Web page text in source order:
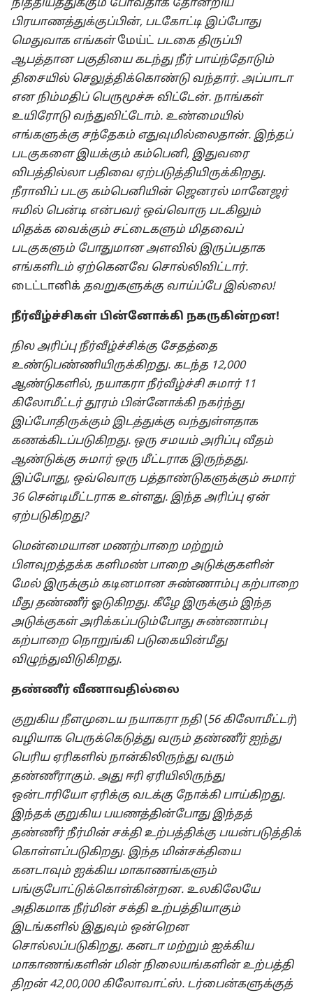
நித்தியத்துக்கும் போவதாக தோன்றிய
பிரயாணத்துக்குப்பின், படகோட்டி இப்போது
மெதுவாக எங்கள்மேய்ட் படகை திருப்பி
ஆபத்தான பகுதியை கடந்து நீர் பாய்ந்தோடும்
திசையில் செலுத்திக்கொண்டு வந்தார். அப்பாடா
என நிம்மதிப் பெருமூச்சு விட்டேன். நாங்கள்
உயிரோடு வந்துவிட்டோம். உண்மையில்
எங்களுக்கு சந்தேகம் எதுவுமில்லைதான். இந்தப்
படகுகளை இயக்கும் கம்பெனி, இதுவரை
விபத்தில்லா பதிவை ஏற்படுத்தியிருக்கிறது.
நீராவிப் படகு கம்பெனியின் ஜெனரல் மானேஜர்
ஈமில் பென்டி என்பவர் ஒவ்வொரு படகிலும்
மிதக்க வைக்கும் சட்டைகளும் மிதவைப்
படகுகளும் போதுமான அளவில் இருப்பதாக
எங்களிடம் ஏற்கெனவே சொல்லிவிட்டார்.
டைட்டானிக் தவறுகளுக்கு வாய்ப்பே இல்லை!
நீர்வீழ்ச்சிகள் பின்னோக்கி நகருகின்றன!
நில அரிப்பு நீர்வீழ்ச்சிக்கு சேதத்தை
உண்டுபண்ணியிருக்கிறது. கடந்த 12,000
ஆண்டுகளில், நயாகரா நீர்வீழ்ச்சி சுமார் 11
கிலோமீட்டர் தூரம் பின்னோக்கி நகர்ந்து
இப்போதிருக்கும் இடத்துக்கு வந்துள்ளதாக
கணக்கிடப்படுகிறது. ஒரு சமயம் அரிப்பு வீதம்
ஆண்டுக்கு சுமார் ஒரு மீட்டராக இருந்தது.
இப்போது, ஒவ்வொரு பத்தாண்டுகளுக்கும் சுமார்
36 சென்டிமீட்டராக உள்ளது. இந்த அரிப்பு ஏன்
ஏற்படுகிறது?
மென்மையான மணற்பாறை மற்றும்
பிளவுறத்தக்க களிமண் பாறை அடுக்குகளின்
மேல் இருக்கும் கடினமான சுண்ணாம்பு கற்பாறை
மீது தண்ணீர் ஓடுகிறது. கீழே இருக்கும் இந்த
அடுக்குகள் அரிக்கப்படும்போது சுண்ணாம்பு
கற்பாறை நொறுங்கி படுகையின்மீது
விழுந்துவிடுகிறது.
தண்ணீர் வீணாவதில்லை
குறுகிய நீளமுடைய நயாகரா நதி(56 கிலோமீட்டர்)
வழியாக பெருக்கெடுத்து வரும் தண்ணீர் ஐந்து
பெரிய ஏரிகளில் நான்கிலிருந்து வரும்
தண்ணீராகும். அது ஈரி ஏரியிலிருந்து
ஒன்டாரியோ ஏரிக்கு வடக்கு நோக்கி பாய்கிறது.
இந்தக் குறுகிய பயணத்தின்போது இந்தத்
தண்ணீர் நீர்மின் சக்தி உற்பத்திக்கு பயன்படுத்திக்
கொள்ளப்படுகிறது. இந்த மின்சக்தியை
கனடாவும் ஐக்கிய மாகாணங்களும்
பங்குபோட்டுக்கொள்கின்றன. உலகிலேயே
அதிகமாக நீர்மின் சக்தி உற்பத்தியாகும்
இடங்களில் இதுவும் ஒன்றென
சொல்லப்படுகிறது. கனடா மற்றும் ஐக்கிய
மாகாணங்களின் மின் நிலையங்களின் உற்பத்தி
திறன் 42,00,000 கிலோவாட்ஸ். டர்பைன்களுக்குத்